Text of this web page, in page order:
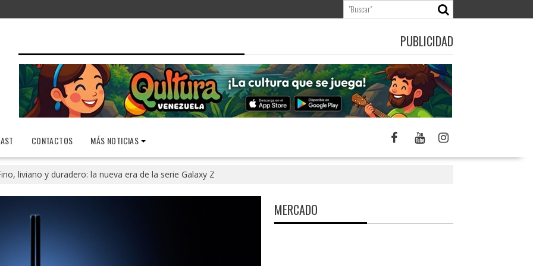
PUBLICIDAD
CONTACTOS MÁS NOTICIAS
liviano y duradero: la nueva era de la serie Galaxy Z
MERCADO